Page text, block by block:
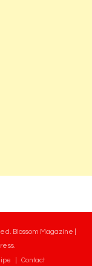
Blossom Magazine |
Contact